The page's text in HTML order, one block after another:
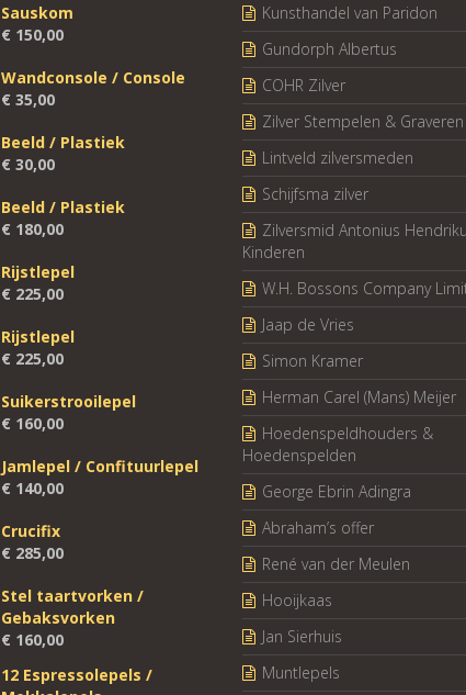
Sauskom
€ 150,00
Wandconsole / Console
€ 35,00
Beeld / Plastiek
€ 30,00
Beeld / Plastiek
€ 180,00
Rijstlepel
€ 225,00
Rijstlepel
€ 225,00
Suikerstrooilepel
€ 160,00
Jamlepel / Confituurlepel
€ 140,00
Crucifix
€ 285,00
Stel taartvorken /
Gebaksvorken
€ 160,00
12 Espressolepels /
Kunsthandel van Paridon
Gundorph Albertus
COHR Zilver
Zilver Stempelen & Graveren
Lintveld zilversmeden
Schijfsma zilver
Zilversmid Antonius
Kinderen
W.H. Bossons Company
Jaap de Vries
Simon Kramer
Herman Carel (Mans) Meijer
Hoedenspeldhouders &
Hoedenspelden
George Ebrin Adingra
Abraham’s offer
René van der Meulen
Hooijkaas
Jan Sierhuis
Muntlepels